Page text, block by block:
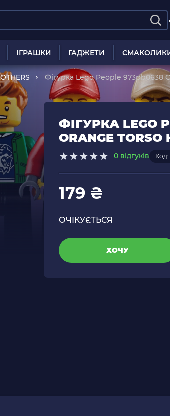
ІГРАШКИ ГАДЖЕТИ
OTHERS Фігурка Lego People 973pb0638
ФІГУРКА LEGO
ORANGE
0 відгуків
179 ₴
ОЧІКУЄТЬСЯ
ХОЧУ